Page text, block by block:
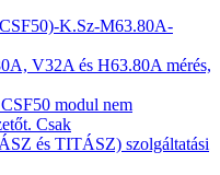
K.Sz-M63.80A-
V32A és H63.80A mérés,
modul nem
Csak
és TITÁSZ) szolgáltatási